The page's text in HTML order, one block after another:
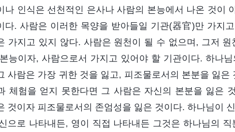
나 인식은 선천적인 은사나 사람의 본능에서 나온 것이
다. 사람은 이러한 목양을 받아들일 기관(器官)만 가지
가지고 있지 않다. 사람은 원천이 될 수 없으며, 그저
능이자, 사람으로서 가지고 있어야 할 기관이다. 하나
사람은 가장 귀한 것을 잃고, 피조물로서의 본분을 잃
체험을 얻지 못한다면 그 사람은 자신의 본분을 잃은
것이자 피조물로서의 존엄성을 잃은 것이다. 하나님이
으로 나타내든, 영이 직접 나타내든 그것은 하나님의